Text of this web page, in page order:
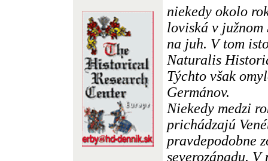
niekedy okolo
loviská v južnom
na juh. V tom
Naturalis
Týchto však
Germánov.
Niekedy medzi
prichádzajú
pravdepodobne
severozápadu.